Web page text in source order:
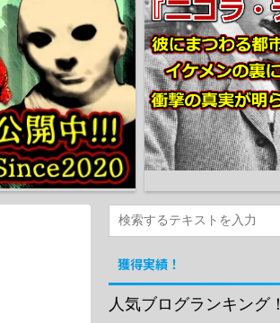
獲得実績！
人気ブログランキング！